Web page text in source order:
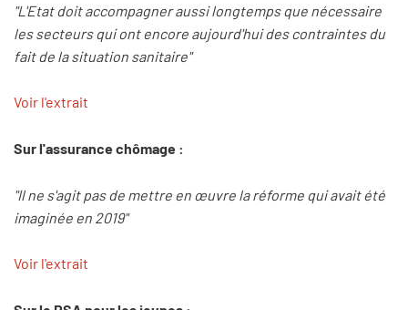
"L'Etat doit accompagner aussi longtemps que nécessaire
les secteurs qui ont encore aujourd'hui des contraintes du
fait de la situation sanitaire"
Voir l'extrait
Sur l'assurance chômage :
"Il ne s'agit pas de mettre en œuvre la réforme qui avait été
imaginée en 2019"
Voir l'extrait